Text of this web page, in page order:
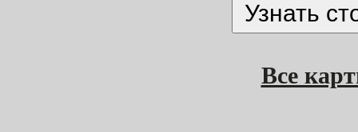
Все